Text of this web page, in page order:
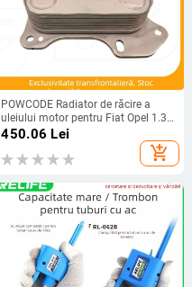
POWCODE Radiator de răcire a
uleiului motor pentru Fiat Opel 1.3D
diesel (Modele de motor: 199
A3.000, Z 13 DTH, 263 A2.000;
Accesorii: 55210824, 93192557,
450.06 Lei
add_shopping_cart